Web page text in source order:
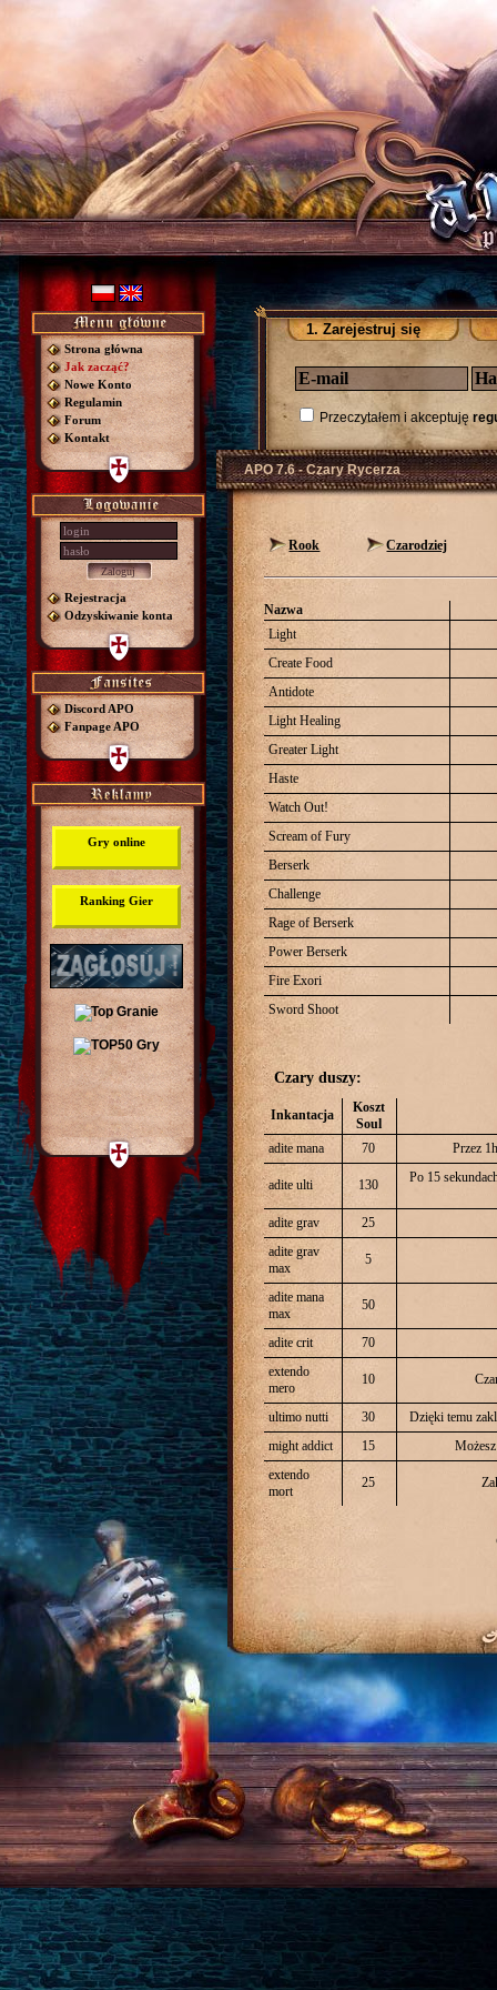
Strona główna
Jak zacząć?
Nowe Konto
Regulamin
Forum
Kontakt
Rejestracja
Odzyskiwanie konta
Discord APO
Fanpage APO
Gry online
Ranking Gier
1. Zarejestruj się
Przeczytałem i akceptuję
APO 7.6 - Czary Rycerza
Rook Czarodziej
Nazwa
Light
Create Food
Antidote
Light Healing
Greater Light
Haste
Watch Out!
Scream of Fury
Berserk
Challenge
Rage of Berserk
Power Berserk
Fire Exori
Sword Shoot
Czary duszy:
Inkantacja
Koszt
Soul
adite mana
70 Przez
adite ulti 130 Po 15
adite grav
25
adite grav
max
5
adite mana
max
50
adite crit
70
extendo
mero
10
ultimo nutti 30
Dzięki temu
might addict
15
extendo
mort
25